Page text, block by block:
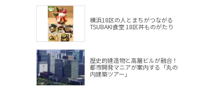
横浜18区の人とまちがつながる
TSUBAKI食堂 18区丼ものがたり
歴史的建造物と高層ビルが融合！
都市開発マニアが案内する「丸の
内建築ツアー」